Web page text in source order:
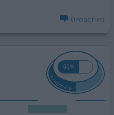
0 reacties